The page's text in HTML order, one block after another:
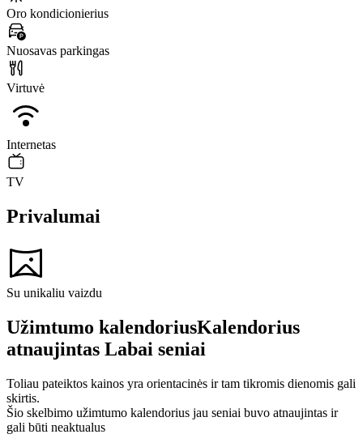
Oro kondicionierius
Nuosavas parkingas
Virtuvė
Internetas
TV
Privalumai
Su unikaliu vaizdu
Užimtumo kalendoriusKalendorius
atnaujintas Labai seniai
Toliau pateiktos kainos yra orientacinės ir tam tikromis dienomis gali
skirtis.
Šio skelbimo užimtumo kalendorius jau seniai buvo atnaujintas ir
gali būti neaktualus